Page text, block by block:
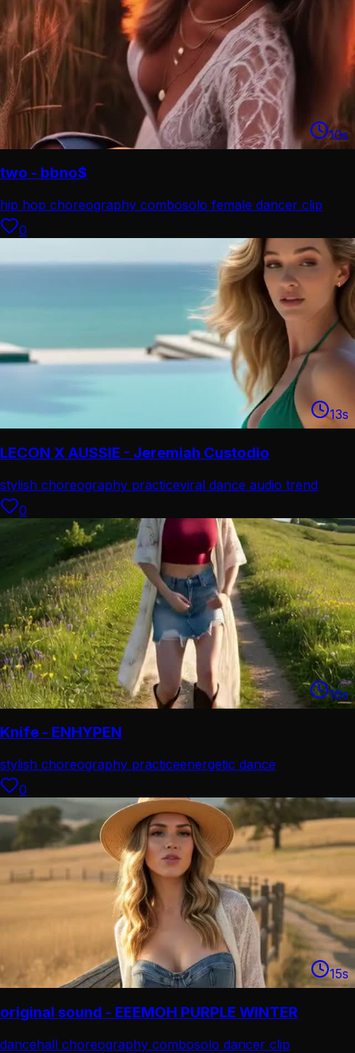
10s
two - bbno$
hip hop choreography combosolo female dancer clip
0
13s
LECON X AUSSIE - Jeremiah Custodio
stylish choreography practiceviral dance audio trend
0
16s
Knife - ENHYPEN
stylish choreography practiceenergetic dance
performance
0
15s
original sound - EEEMOH PURPLE WINTER
dancehall choreography combosolo dancer clip